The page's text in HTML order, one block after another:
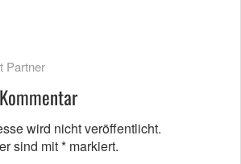
Partner
wird nicht veröffentlicht.
sind mit* markiert.